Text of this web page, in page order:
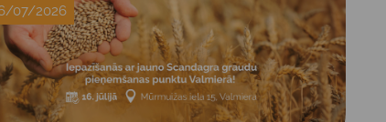
07/2026